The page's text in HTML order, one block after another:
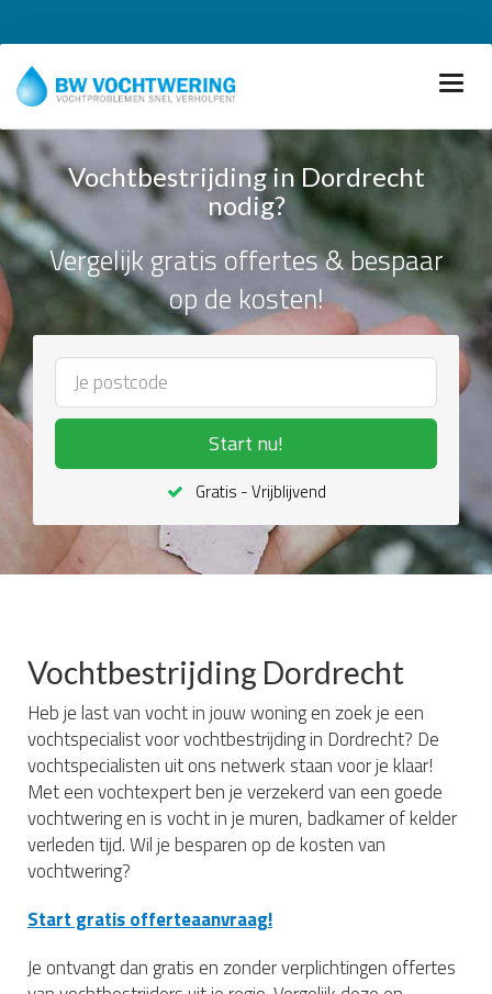
Vochtbestrijding in Dordrecht
nodig?
Vergelijk gratis offertes & bespaar
op de kosten!
Start nu!
Gratis - Vrijblijvend
Vochtbestrijding Dordrecht
Heb je last van vocht in jouw woning en zoek je een
vochtspecialist voor vochtbestrijding in Dordrecht? De
vochtspecialisten uit ons netwerk staan voor je klaar!
Met een vochtexpert ben je verzekerd van een goede
vochtwering en is vocht in je muren, badkamer of kelder
verleden tijd. Wil je besparen op de kosten van
vochtwering?
Start gratis offerteaanvraag!
Je ontvangt dan gratis en zonder verplichtingen offertes